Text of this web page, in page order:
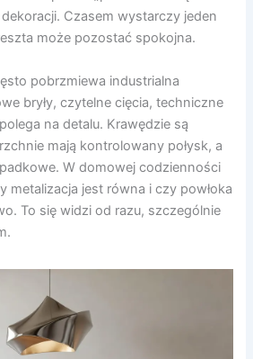
Czasem wystarczy jeden
może pozostać spokojna.
pobrzmiewa industrialna
bryły, czytelne cięcia, techniczne
na detalu. Krawędzie są
mają kontrolowany połysk, a
W domowej codzienności
metalizacja jest równa i czy powłoka
To się widzi od razu, szczególnie